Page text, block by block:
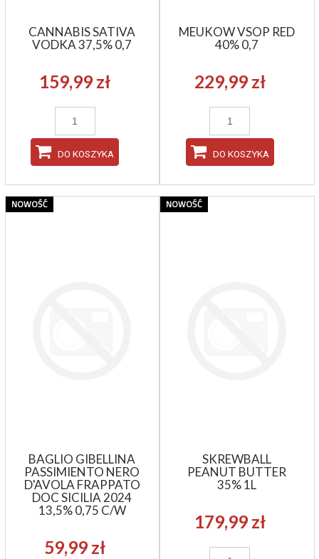
CANNABIS SATIVA
VODKA 37,5% 0,7
159,99 zł
DO KOSZYKA
MEUKOW VSOP RED
40% 0,7
229,99 zł
DO KOSZYKA
BAGLIO GIBELLINA
PASSIMIENTO NERO
D'AVOLA FRAPPATO
DOC SICILIA 2024
13,5% 0,75 C/W
59,99 zł
NOWOŚĆ
SKREWBALL
PEANUT BUTTER
35% 1L
179,99 zł
NOWOŚĆ